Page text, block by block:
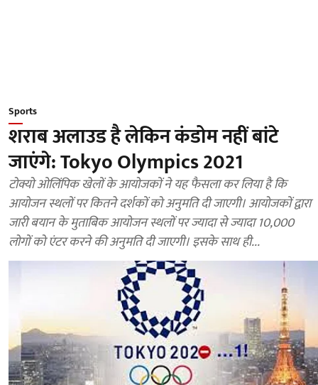
Sports
शराब अलाउड है लेकिन कंडोम नहीं बांटे
जाएंगे: Tokyo Olympics 2021
टोक्यो ओलिंपिक खेलों के आयोजकों ने यह फैसला कर लिया है कि
आयोजन स्थलों पर कितने दर्शकों को अनुमति दी जाएगी। आयोजकों द्वारा
जारी बयान के मुताबिक आयोजन स्थलों पर ज्यादा से ज्यादा 10,000
लोगों को एंटर करने की अनुमति दी जाएगी। इसके साथ ही...